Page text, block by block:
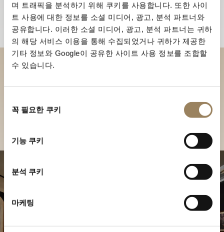
며 트래픽을 분석하기 위해 쿠키를 사용합니다. 또한 사이
트 사용에 대한 정보를 소셜 미디어, 광고, 분석 파트너와
공유합니다. 이러한 소셜 미디어, 광고, 분석 파트너는 귀하
의 해당 서비스 이용을 통해 수집되었거나 귀하가 제공한
기타 정보와 Google이 공유한 사이트 사용 정보를 조합할
수 있습니다.
꼭 필요한 쿠키
기능 쿠키
분석 쿠키
마케팅